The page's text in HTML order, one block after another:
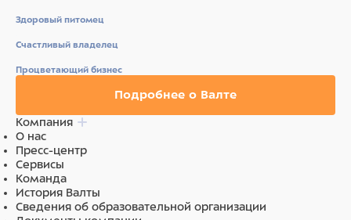
белый, фенхель, анис, цикорий, овес очищенный,
Здоровый питомец
Счастливый владелец
Процветающий бизнес
Подробнее о Валте
Компания
О нас
Пресс-центр
Сервисы
Команда
История Валты
Сведения об образовательной организации